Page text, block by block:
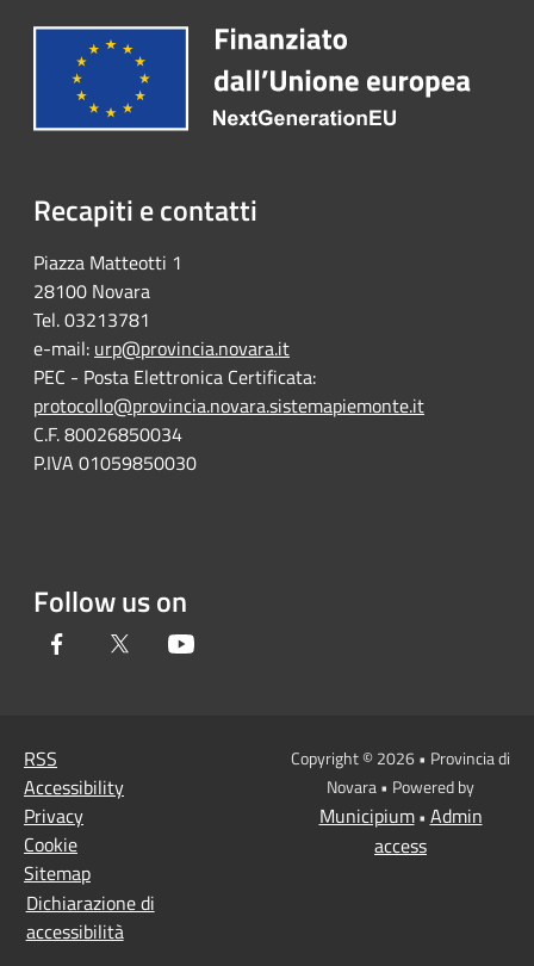
Recapiti e contatti
Piazza Matteotti 1
28100 Novara
Tel. 03213781
e-mail: urp@provincia.novara.it
PEC - Posta Elettronica Certificata:
protocollo@provincia.novara.sistemapiemonte.it
C.F. 80026850034
P.IVA 01059850030
Follow us on
Facebook Twitter
RSS
Accessibility
Privacy
Cookie
Sitemap
Dichiarazione di
accessibilità
Copyright © 2026 • Provincia di
Novara • Powered by
Municipium• Admin
access